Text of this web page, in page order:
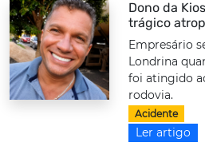
Dono da
trágico
Empresário
Londrina
foi atingido
rodovia.
Acidente
Ler artigo